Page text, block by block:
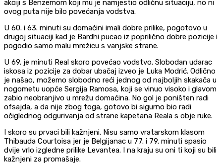
akciji s Benzemom koji mu je namjestio odličnu situaciju, no ni
ovog puta nije bilo povećanja vodstva.
U 60. i 63. minuti su domaćini imali dobre prilike, pogotovo u
drugoj situaciji kad je Bardhi pucao iz poprilično dobre pozicije i
pogodio samo malu mrežicu s vanjske strane.
U 69. je minuti Real skoro povećao vodstvo. Slobodan udarac
iskosa iz pozicije za dobar ubačaj izveo je Luka Modrić. Odlično
je našao, možemo slobodno reći jednog od najboljih skakača u
nogometu uopće Sergija Ramosa, koji se vinuo visoko i glavom
zabio neobranjivo u mrežu domaćina. No gol je poništen radi
ofsajda, a da nije zbog toga, gotovo bi sigurno bio radi
očiglednog odgurivanja od strane kapetana Reala s obje ruke.
I skoro su prvaci bili kažnjeni. Nisu samo vratarskom klasom
Thibauda Courtoisa jer je Belgijanac u 77. i 79. minuti spasio
dvije vrlo izgledne prilike Levantea. I na kraju su oni ti koji su bili
kažnjeni za promašaje.